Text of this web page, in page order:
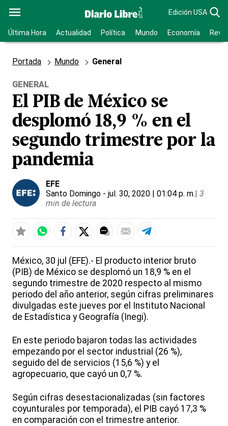
Edición USA
Última Hora Actualidad Política Mundo Economía
Portada Mundo General
GENERAL
El PIB de México se
desplomó 18,9 % en el
segundo trimestre por la
pandemia
EFE
Santo Domingo - jul. 30, 2020 | 01:04 p. m.| 3
min de lectura
México, 30 jul (EFE).- El producto interior bruto
(PIB) de México se desplomó un 18,9 % en el
segundo trimestre de 2020 respecto al mismo
periodo del año anterior, según cifras preliminares
divulgadas este jueves por el Instituto Nacional
de Estadística y Geografía (Inegi).
En este periodo bajaron todas las actividades
empezando por el sector industrial (26 %),
seguido del de servicios (15,6 %) y el
agropecuario, que cayó un 0,7 %.
Según cifras desestacionalizadas (sin factores
coyunturales por temporada), el PIB cayó 17,3 %
en comparación con el trimestre anterior.